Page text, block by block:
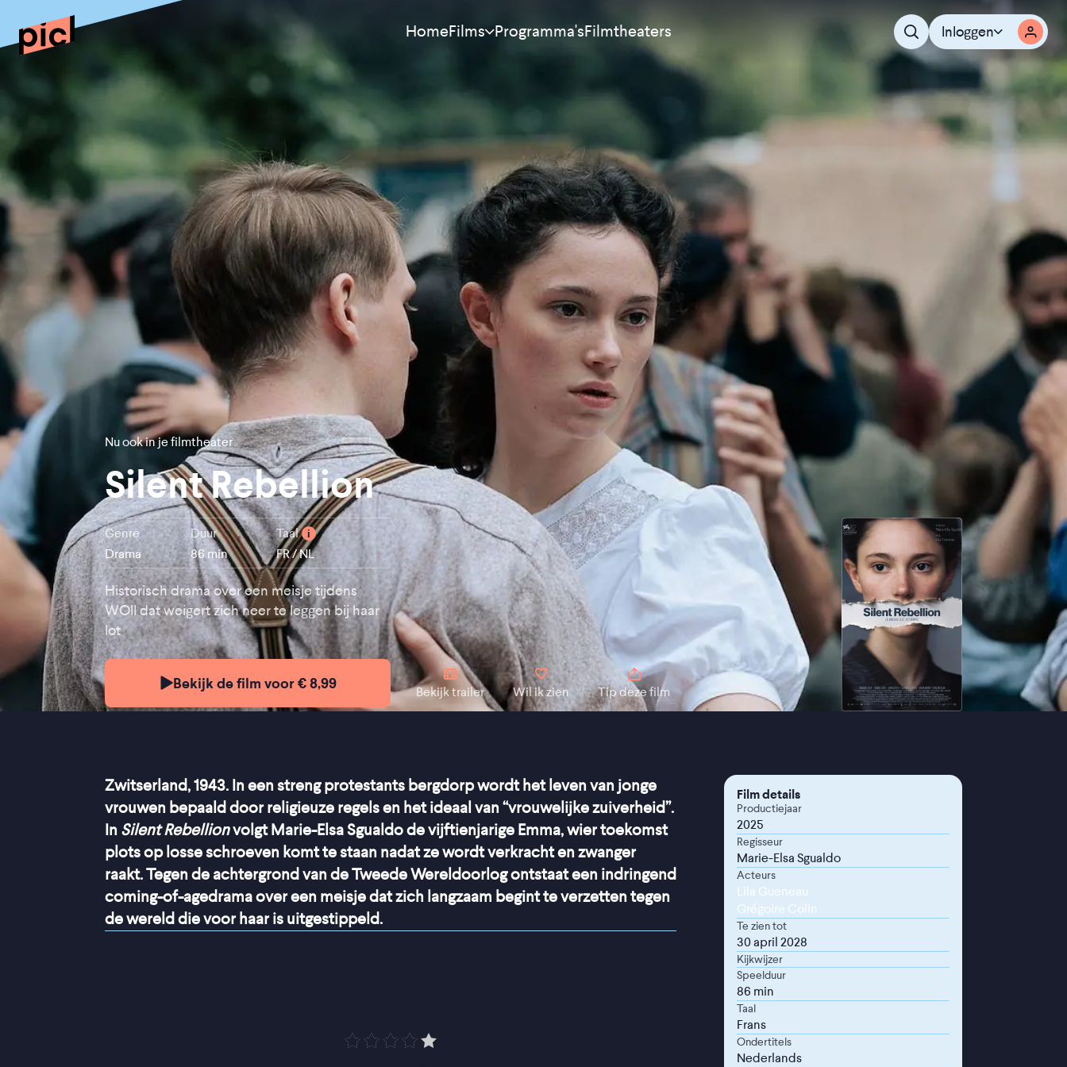
HomeFilms
Aanraders
Binnenkort
Alle films
Programma'sFilmtheaters Inloggen
Nu ook in je filmtheater
Silent Rebellion
Genre
Drama
Duur
86 min
Taal i
FR / NL
Historisch drama over een meisje tijdens
WOII dat weigert zich neer te leggen bij haar
lot
Bekijk de film voor € 8,99
Bekijk trailer Wil ik zien Tip deze film
Zwitserland, 1943. In een streng protestants bergdorp wordt het leven van jonge
vrouwen bepaald door religieuze regels en het ideaal van “vrouwelijke zuiverheid”.
In Silent Rebellionvolgt Marie-Elsa Sgualdo de vijftienjarige Emma, wier toekomst
plots op losse schroeven komt te staan nadat ze wordt verkracht en zwanger
raakt. Tegen de achtergrond van de Tweede Wereldoorlog ontstaat een indringend
coming-of-agedrama over een meisje dat zich langzaam begint te verzetten tegen
de wereld die voor haar is uitgestippeld.
Film details
Productiejaar
2025
Regisseur
Marie-Elsa Sgualdo
Acteurs
Lila Gueneau
Grégoire Colin
Te zien tot
30 april 2028
Kijkwijzer
Speelduur
86 min
Taal
Frans
Ondertitels
Nederlands